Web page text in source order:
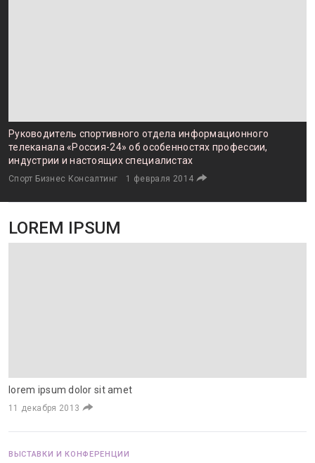
Руководитель спортивного отдела информационного
телеканала «Россия-24» об особенностях профессии,
индустрии и настоящих специалистах
Спорт Бизнес Консалтинг 1 февраля 2014
LOREM IPSUM
lorem ipsum dolor sit amet
11 декабря 2013
ВЫСТАВКИ И КОНФЕРЕНЦИИ